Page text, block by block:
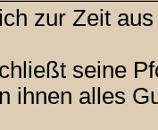
zur Zeit
seine
ihnen alles